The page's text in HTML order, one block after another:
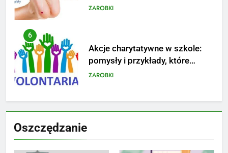
zainspirują
ZAROBKI
7
Jak przygotować się finansowo
na narodziny dziecka: ile to
kosztuje i jak zaplanować
PORADY
8
Oszczędzanie